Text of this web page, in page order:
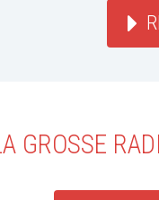
GROSSE